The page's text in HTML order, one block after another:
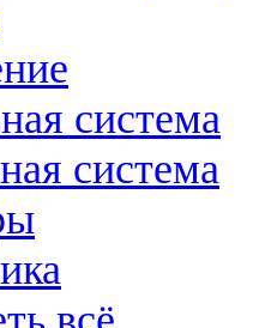
система
система